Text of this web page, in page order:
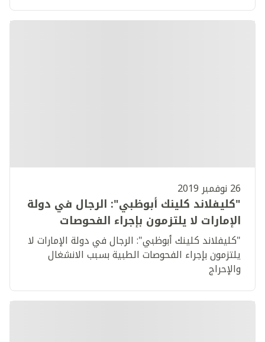
26 نوفمبر 2019
"كليفلاند كلينك أبوظبي": الرجال في دولة
الإمارات لا يلتزمون بإجراء الفحوصات
الطبية بسبب الانشغال والإحراج
"كليفلاند كلينك أبوظبي": الرجال في دولة الإمارات لا
يلتزمون بإجراء الفحوصات الطبية بسبب الانشغال
والإحراج